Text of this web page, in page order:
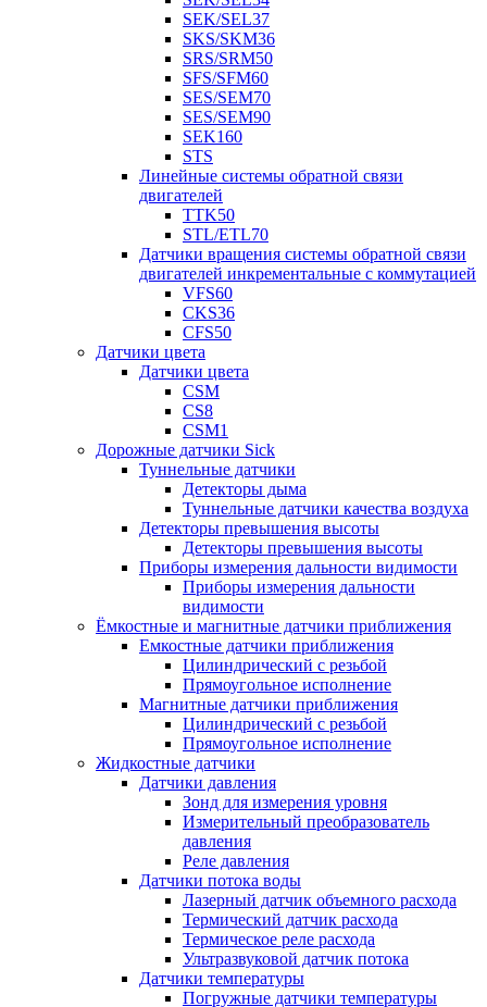
SEK/SEL37
SKS/SKM36
SRS/SRM50
SFS/SFM60
SES/SEM70
SES/SEM90
SEK160
STS
Линейные системы обратной связи
двигателей
TTK50
STL/ETL70
Датчики вращения системы обратной связи
двигателей инкрементальные с коммутацией
VFS60
CKS36
CFS50
Датчики цвета
Датчики цвета
CSM
CS8
CSM1
Дорожные датчики Sick
Туннельные датчики
Детекторы дыма
Туннельные датчики качества воздуха
Детекторы превышения высоты
Детекторы превышения высоты
Приборы измерения дальности видимости
Приборы измерения дальности
видимости
Ёмкостные и магнитные датчики приближения
Емкостные датчики приближения
Цилиндрический с резьбой
Прямоугольное исполнение
Магнитные датчики приближения
Цилиндрический с резьбой
Прямоугольное исполнение
Жидкостные датчики
Датчики давления
Зонд для измерения уровня
Измерительный преобразователь
давления
Реле давления
Датчики потока воды
Лазерный датчик объемного расхода
Термический датчик расхода
Термическое реле расхода
Ультразвуковой датчик потока
Датчики температуры
Погружные датчики температуры